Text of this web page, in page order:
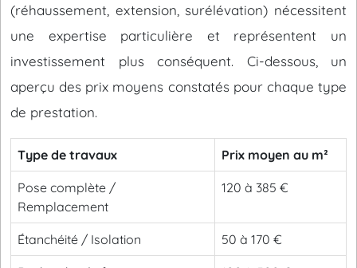
(réhaussement, extension, surélévation) nécessitent
une expertise particulière et représentent un
investissement plus conséquent. Ci-dessous, un
aperçu des prix moyens constatés pour chaque type
de prestation.
Type de travaux Prix moyen au m²
Pose complète /
Remplacement
120 à 385 €
Étanchéité / Isolation 50 à 170 €